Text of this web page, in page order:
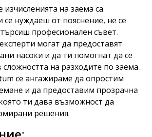
на заема са
се нуждаеш от пояснение, не се
професионален съвет.
могат да предоставят
насоки и да ти помогнат да се
на разходите по заема.
се ангажираме да опростим
и да предоставим прозрачна
ти дава възможност да
решения.